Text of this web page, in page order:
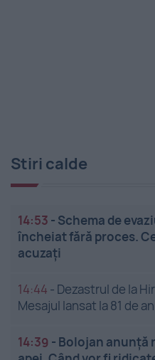
Stiri calde
14:53 - Schema de
încheiat fără proces.
acuzați
14:44 - Dezastrul de la
Mesajul lansat la 81 de
14:39 - Bolojan anunță